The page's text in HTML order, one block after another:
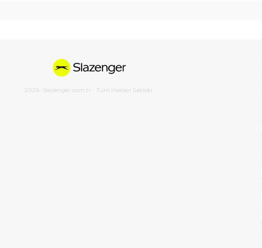
2026- Slazenger.com.tr - Tüm Hakları Saklıdır.